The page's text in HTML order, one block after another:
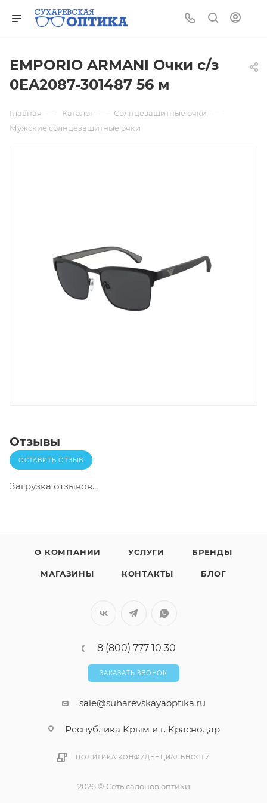
EMPORIO ARMANI Очки с/з
0EA2087-301487 56 м
Главная — Каталог — Солнцезащитные очки —
Мужские солнцезащитные очки
Отзывы
ОСТАВИТЬ ОТЗЫВ
Загрузка отзывов...
О КОМПАНИИ УСЛУГИ БРЕНДЫ
МАГАЗИНЫ КОНТАКТЫ БЛОГ
8 (800) 777 10 30
ЗАКАЗАТЬ ЗВОНОК
sale@suharevskayaoptika.ru
Республика Крым и г. Краснодар
ПОЛИТИКА КОНФИДЕНЦИАЛЬНОСТИ
2026 © Сеть салонов оптики